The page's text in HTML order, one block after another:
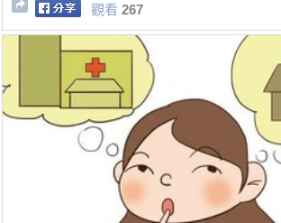
觀看 267